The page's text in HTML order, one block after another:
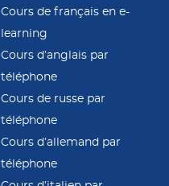
Cours de français en e-
learning
Cours d’anglais par
téléphone
Cours de russe par
téléphone
Cours d’allemand par
téléphone